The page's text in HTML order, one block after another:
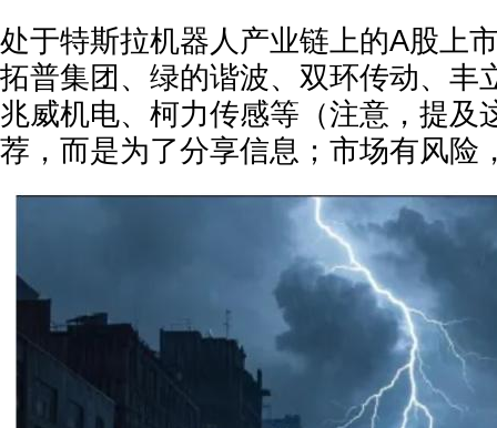
处于特斯拉机器人产业链上的A股上
拓普集团、绿的谐波、双环传动、丰
兆威机电、柯力传感等（注意，提及
荐，而是为了分享信息；市场有风险